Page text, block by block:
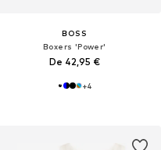
BOSS
Boxers 'Power'
De 42,95 €
+4